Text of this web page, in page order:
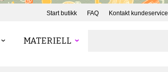
Start butikk FAQ Kontakt kundeservice
MATERIELL